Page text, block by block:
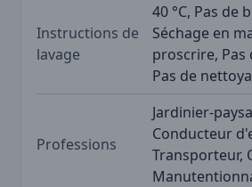
Instructions de
lavage
40 °C, Pas de
Séchage en
proscrire, Pas
Pas de
Professions
Jardinier-
Conducteur
Transporteur,